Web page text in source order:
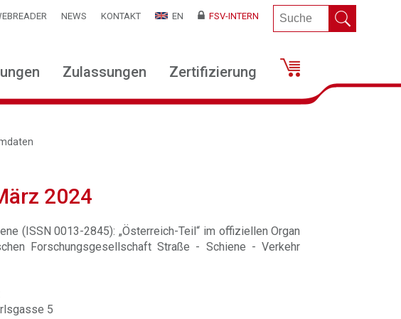
NEWS KONTAKT EN FSV-INTERN
Zulassungen Zertifizierung
2024
(ISSN 0013-2845): „Österreich-Teil“ im offiziellen Organ
Forschungsgesellschaft Straße - Schiene - Verkehr
5